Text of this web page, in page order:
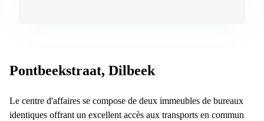
Pontbeekstraat, Dilbeek
Le centre d'affaires se compose de deux immeubles de bureaux
identiques offrant un excellent accès aux transports en commun